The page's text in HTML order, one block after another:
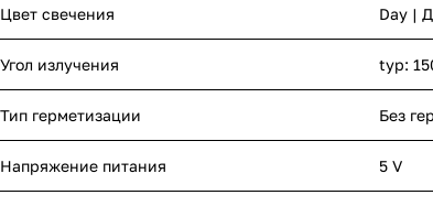
Цвет свечения Day |
Угол излучения typ:
Тип герметизации Без
Напряжение питания 5 V